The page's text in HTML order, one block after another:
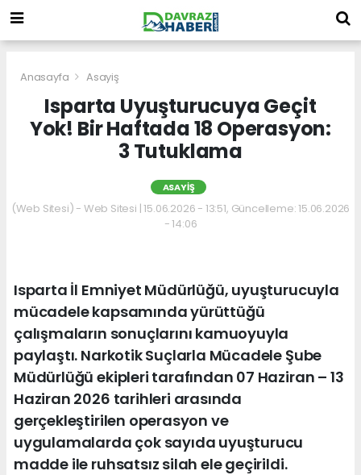
Anasayfa Asayiş
Isparta Uyuşturucuya Geçit
Yok! Bir Haftada 18 Operasyon:
3 Tutuklama
ASAYIŞ
(Web Sitesi) - Web Sitesi | 15.06.2026 - 13:51, Güncelleme: 15.06.2026
- 14:06
Isparta İl Emniyet Müdürlüğü, uyuşturucuyla
mücadele kapsamında yürüttüğü
çalışmaların sonuçlarını kamuoyuyla
paylaştı. Narkotik Suçlarla Mücadele Şube
Müdürlüğü ekipleri tarafından 07 Haziran – 13
Haziran 2026 tarihleri arasında
gerçekleştirilen operasyon ve
uygulamalarda çok sayıda uyuşturucu
madde ile ruhsatsız silah ele geçirildi.